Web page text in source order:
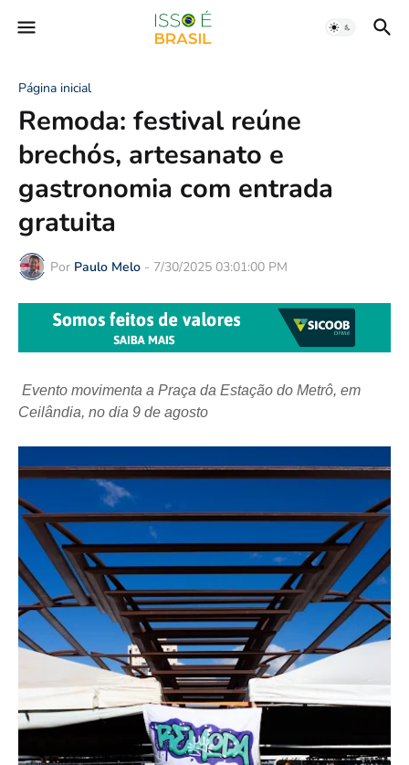
Página inicial
Remoda: festival reúne
brechós, artesanato e
gastronomia com entrada
gratuita
Por Paulo Melo - 7/30/2025 03:01:00 PM
Evento movimenta a Praça da Estação do Metrô, em
Ceilândia, no dia 9 de agosto